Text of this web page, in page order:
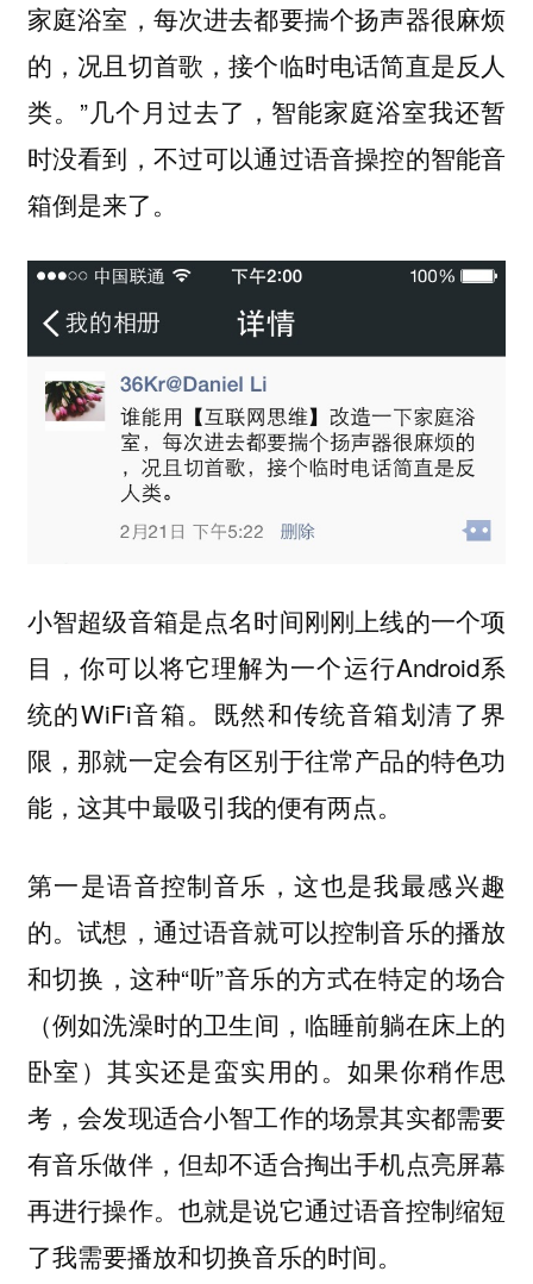
家庭浴室，每次进去都要揣个扬声器很麻烦
的，况且切首歌，接个临时电话简直是反人
类。”几个月过去了，智能家庭浴室我还暂
时没看到，不过可以通过语音操控的智能音
箱倒是来了。
小智超级音箱是点名时间刚刚上线的一个项
目，你可以将它理解为一个运行Android系
统的WiFi音箱。既然和传统音箱划清了界
限，那就一定会有区别于往常产品的特色功
能，这其中最吸引我的便有两点。
第一是语音控制音乐 ，这也是我最感兴趣
的。试想，通过语音就可以控制音乐的播放
和切换，这种“听”音乐的方式在特定的场合
（例如洗澡时的卫生间，临睡前躺在床上的
卧室 ）其实还是蛮实用的。如果你稍作思
考，会发现适合小智工作的场景其实都需要
有音乐做伴，但却不适合掏出手机点亮屏幕
再进行操作。也就是说它通过语音控制缩短
了我需要播放和切换音乐的时间。